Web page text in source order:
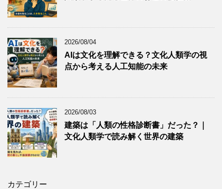
2026/08/04
AIは文化を理解できる？文化人類学の視
点から考える人工知能の未来
2026/08/03
建築は「人類の性格診断書」だった？｜
文化人類学で読み解く世界の建築
カテゴリー